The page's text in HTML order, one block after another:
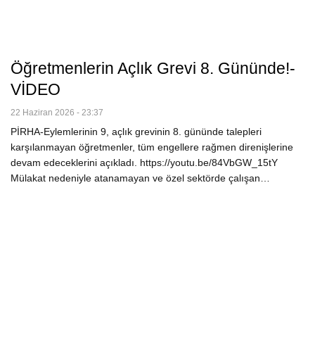
Öğretmenlerin Açlık Grevi 8. Gününde!-
VİDEO
22 Haziran 2026 - 23:37
PİRHA-Eylemlerinin 9, açlık grevinin 8. gününde talepleri
karşılanmayan öğretmenler, tüm engellere rağmen direnişlerine
devam edeceklerini açıkladı. https://youtu.be/84VbGW_15tY
Mülakat nedeniyle atanamayan ve özel sektörde çalışan…